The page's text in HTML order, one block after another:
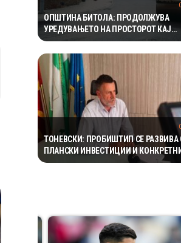
ОПШТИНА БИТОЛА: ПРОДОЛЖУВА
УРЕДУВАЊЕТО НА ПРОСТОРОТ КАЈ
ЗДРАВСТВЕНИОТ ДОМ
ТОНЕВСКИ: ПРОБИШТИП СЕ РАЗВИВА
ПЛАНСКИ ИНВЕСТИЦИИ И КОНКРЕТНИ
ПРОЕКТИ